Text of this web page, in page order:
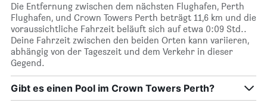
Die Entfernung zwischen dem nächsten Flughafen, Perth
Flughafen, und Crown Towers Perth beträgt 11,6 km und die
voraussichtliche Fahrzeit beläuft sich auf etwa 0:09 Std..
Deine Fahrzeit zwischen den beiden Orten kann variieren,
abhängig von der Tageszeit und dem Verkehr in dieser
Gegend.
Gibt es einen Pool im Crown Towers Perth?